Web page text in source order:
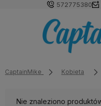
572775380
CaptainMike Kobieta
Nie znaleziono